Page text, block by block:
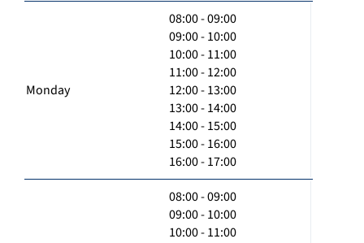
Monday
08:00 - 09:00
09:00 - 10:00
10:00 - 11:00
11:00 - 12:00
12:00 - 13:00
13:00 - 14:00
14:00 - 15:00
15:00 - 16:00
16:00 - 17:00
08:00 - 09:00
09:00 - 10:00
10:00 - 11:00